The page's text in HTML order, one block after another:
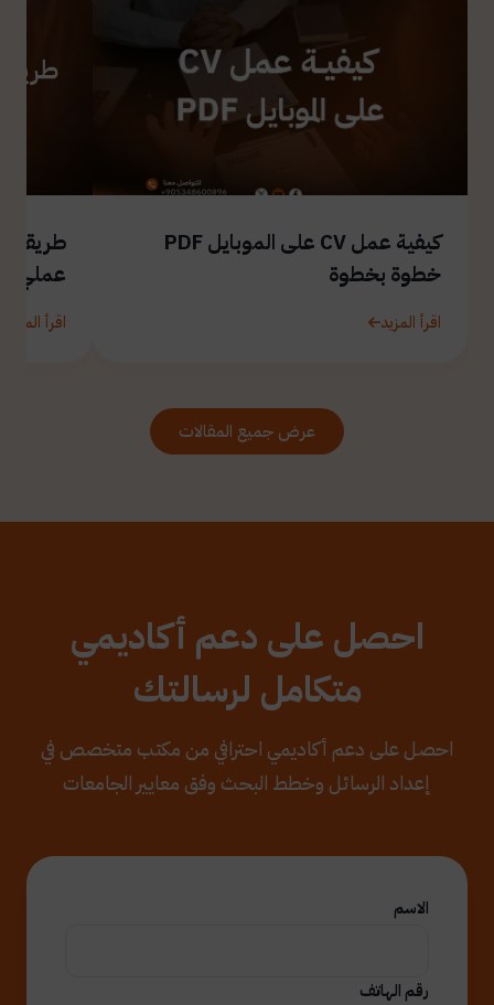
كيفية عمل CV على الموبايل PDF
خطوة بخطوة
اقرأ المزيد
طريقة
عملي
اقرأ المزيد
عرض جميع المقالات
احصل على دعم أكاديمي
متكامل لرسالتك
احصل على دعم أكاديمي احترافي من مكتب متخصص في
إعداد الرسائل وخطط البحث وفق معايير الجامعات
الاسم
رقم الهاتف